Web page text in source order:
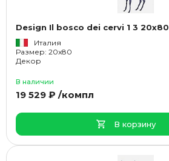
Design Il bosco dei cervi 1 3 20x80
Италия
Размер: 20x80
Декор
В наличии
19 529 ₽ /компл
В корзину